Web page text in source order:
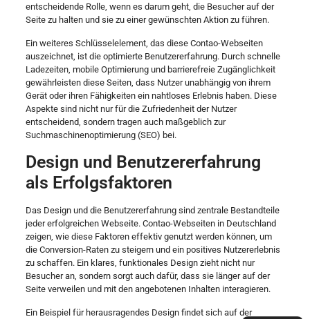
entscheidende Rolle, wenn es darum geht, die Besucher auf der
Seite zu halten und sie zu einer gewünschten Aktion zu führen.
Ein weiteres Schlüsselelement, das diese Contao-Webseiten
auszeichnet, ist die optimierte Benutzererfahrung. Durch schnelle
Ladezeiten, mobile Optimierung und barrierefreie Zugänglichkeit
gewährleisten diese Seiten, dass Nutzer unabhängig von ihrem
Gerät oder ihren Fähigkeiten ein nahtloses Erlebnis haben. Diese
Aspekte sind nicht nur für die Zufriedenheit der Nutzer
entscheidend, sondern tragen auch maßgeblich zur
Suchmaschinenoptimierung (SEO) bei.
Design und Benutzererfahrung
als Erfolgsfaktoren
Das Design und die Benutzererfahrung sind zentrale Bestandteile
jeder erfolgreichen Webseite. Contao-Webseiten in Deutschland
zeigen, wie diese Faktoren effektiv genutzt werden können, um
die Conversion-Raten zu steigern und ein positives Nutzererlebnis
zu schaffen. Ein klares, funktionales Design zieht nicht nur
Besucher an, sondern sorgt auch dafür, dass sie länger auf der
Seite verweilen und mit den angebotenen Inhalten interagieren.
Ein Beispiel für herausragendes Design findet sich auf der